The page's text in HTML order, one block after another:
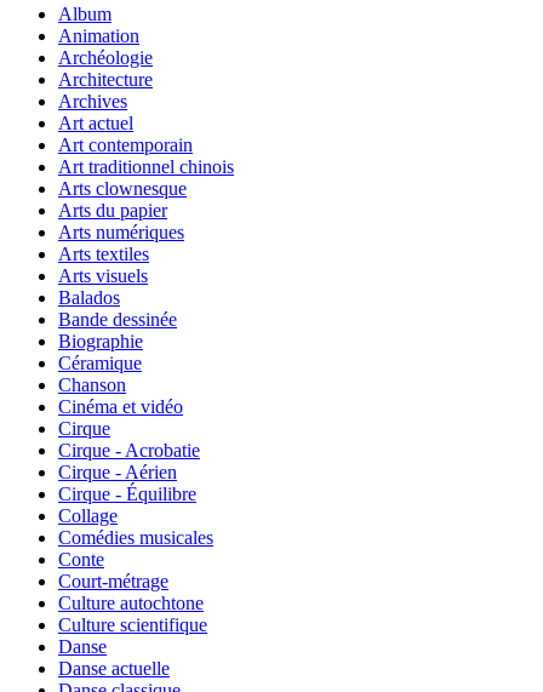
Album
Animation
Archéologie
Architecture
Archives
Art actuel
Art contemporain
Art traditionnel chinois
Arts clownesque
Arts du papier
Arts numériques
Arts textiles
Arts visuels
Balados
Bande dessinée
Biographie
Céramique
Chanson
Cinéma et vidéo
Cirque
Cirque - Acrobatie
Cirque - Aérien
Cirque - Équilibre
Collage
Comédies musicales
Conte
Court-métrage
Culture autochtone
Culture scientifique
Danse
Danse actuelle